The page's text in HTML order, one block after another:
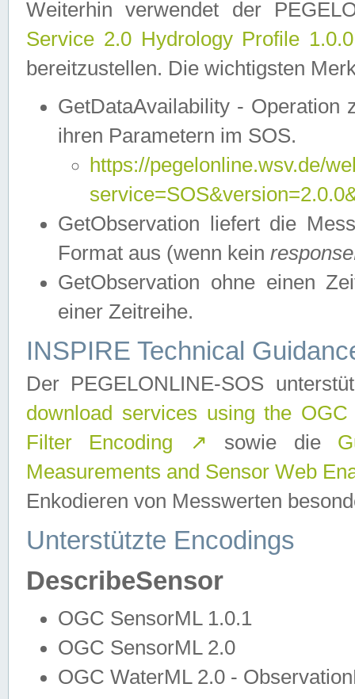
Weiterhin verwendet der
Service 2.0 Hydrology Profile
bereitzustellen. Die wichtigsten
GetDataAvailability - Operation
ihren Parametern im SOS.
https://pegelonline.wsv.de/
GetObservation liefert die
Format aus (wenn kein
GetObservation ohne einen
einer Zeitreihe.
INSPIRE Technical
Der PEGELONLINE-SOS
download services using the
Filter Encoding
↗ sowie die
Measurements and Sensor Web
Enkodieren von Messwerten
Unterstützte Encodings
DescribeSensor
OGC SensorML 1.0.1
OGC SensorML 2.0
OGC WaterML 2.0 -